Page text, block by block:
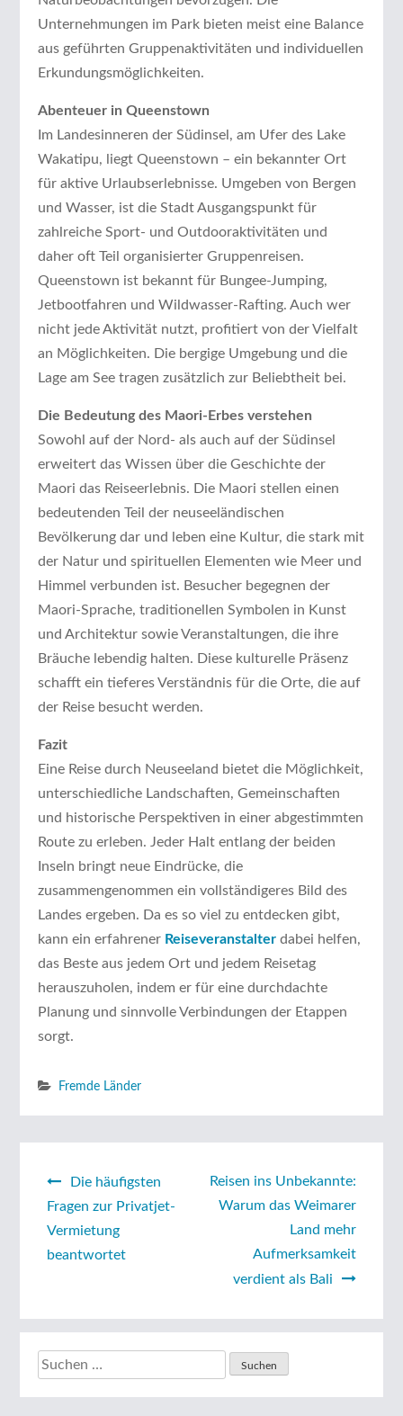
Unternehmungen im Park bieten meist eine Balance
aus geführten Gruppenaktivitäten und individuellen
Erkundungsmöglichkeiten.
Abenteuer in Queenstown
Im Landesinneren der Südinsel, am Ufer des Lake
Wakatipu, liegt Queenstown – ein bekannter Ort
für aktive Urlaubserlebnisse. Umgeben von Bergen
und Wasser, ist die Stadt Ausgangspunkt für
zahlreiche Sport- und Outdooraktivitäten und
daher oft Teil organisierter Gruppenreisen.
Queenstown ist bekannt für Bungee-Jumping,
Jetbootfahren und Wildwasser-Rafting. Auch wer
nicht jede Aktivität nutzt, profitiert von der Vielfalt
an Möglichkeiten. Die bergige Umgebung und die
Lage am See tragen zusätzlich zur Beliebtheit bei.
Die Bedeutung des Maori-Erbes verstehen
Sowohl auf der Nord- als auch auf der Südinsel
erweitert das Wissen über die Geschichte der
Maori das Reiseerlebnis. Die Maori stellen einen
bedeutenden Teil der neuseeländischen
Bevölkerung dar und leben eine Kultur, die stark mit
der Natur und spirituellen Elementen wie Meer und
Himmel verbunden ist. Besucher begegnen der
Maori-Sprache, traditionellen Symbolen in Kunst
und Architektur sowie Veranstaltungen, die ihre
Bräuche lebendig halten. Diese kulturelle Präsenz
schafft ein tieferes Verständnis für die Orte, die auf
der Reise besucht werden.
Fazit
Eine Reise durch Neuseeland bietet die Möglichkeit,
unterschiedliche Landschaften, Gemeinschaften
und historische Perspektiven in einer abgestimmten
Route zu erleben. Jeder Halt entlang der beiden
Inseln bringt neue Eindrücke, die
zusammengenommen ein vollständigeres Bild des
Landes ergeben. Da es so viel zu entdecken gibt,
kann ein erfahrener Reiseveranstalterdabei helfen,
das Beste aus jedem Ort und jedem Reisetag
herauszuholen, indem er für eine durchdachte
Planung und sinnvolle Verbindungen der Etappen
sorgt.
Fremde Länder
Beitragsnavigation
Die häufigsten
Fragen zur Privatjet-
Vermietung
beantwortet
Reisen ins Unbekannte:
Warum das Weimarer
Land mehr
Aufmerksamkeit
verdient als Bali
Suchen